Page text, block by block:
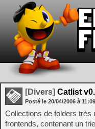
[Divers] Catlist
Posté le 20/04/2006 à 11:09
Collections de folders très
frontends, contenant un